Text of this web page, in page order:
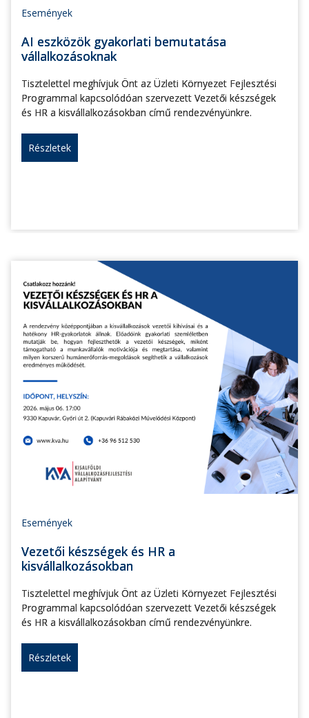
Események
AI eszközök gyakorlati bemutatása
vállalkozásoknak
Tisztelettel meghívjuk Önt az Üzleti Környezet Fejlesztési
Programmal kapcsolódóan szervezett Vezetői készségek
és HR a kisvállalkozásokban című rendezvényünkre.
Részletek
Események
Vezetői készségek és HR a
kisvállalkozásokban
Tisztelettel meghívjuk Önt az Üzleti Környezet Fejlesztési
Programmal kapcsolódóan szervezett Vezetői készségek
és HR a kisvállalkozásokban című rendezvényünkre.
Részletek